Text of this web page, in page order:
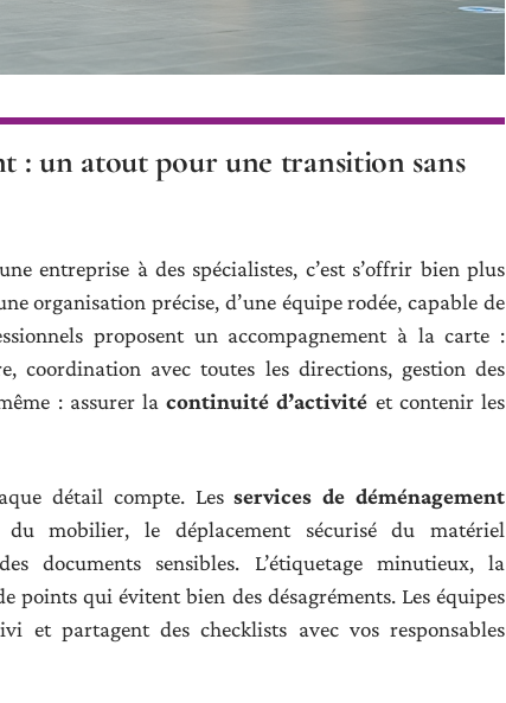
: un atout pour une transition sans
entreprise à des spécialistes, c’est s’offrir bien plus
organisation précise, d’une équipe rodée, capable de
proposent un accompagnement à la carte :
coordination avec toutes les directions, gestion des
: assurer lacontinuité d’activité et contenir les
détail compte. Lesservices de déménagement
mobilier, le déplacement sécurisé du matériel
documents sensibles. L’étiquetage minutieux, la
points qui évitent bien des désagréments. Les équipes
et partagent des checklists avec vos responsables